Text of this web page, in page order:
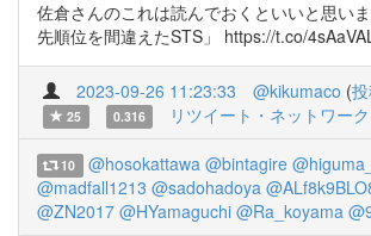
佐倉さんのこれは読んでおくといいと思い
先順位を間違えたSTS」 https://t.co/
2023-09-26 11:23:33 @kikumaco (
25
0.316 リツイート・ネットワー
10 @hosokattawa @bintagire
@madfall1213 @sadohadoya
@ZN2017 @HYamaguchi @Ra_koyama